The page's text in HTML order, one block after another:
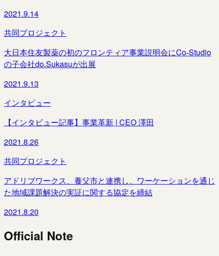
2021.9.14
共同プロジェクト
大日本住友製薬の初のフロンティア事業説明会にCo-Studio
の子会社do.Sukasuが出展
2021.9.13
インタビュー
【インタビュー記事】事業革新 | CEO 澤田
2021.8.26
共同プロジェクト
アドリブワークス、養父市と連携し、ワーケーションを通じ
た地域課題解決の実証に関する協定を締結
2021.8.20
Official Note